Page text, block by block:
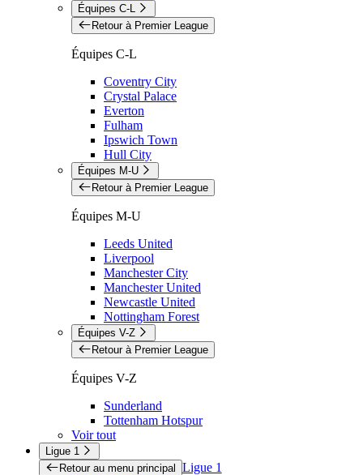
Équipes C-L
Retour à Premier League
Équipes C-L
Coventry City
Crystal Palace
Everton
Fulham
Ipswich Town
Hull City
Équipes M-U
Retour à Premier League
Équipes M-U
Leeds United
Liverpool
Manchester City
Manchester United
Newcastle United
Nottingham Forest
Équipes V-Z
Retour à Premier League
Équipes V-Z
Sunderland
Tottenham Hotspur
Voir tout
Ligue 1
Retour au menu principal Ligue 1